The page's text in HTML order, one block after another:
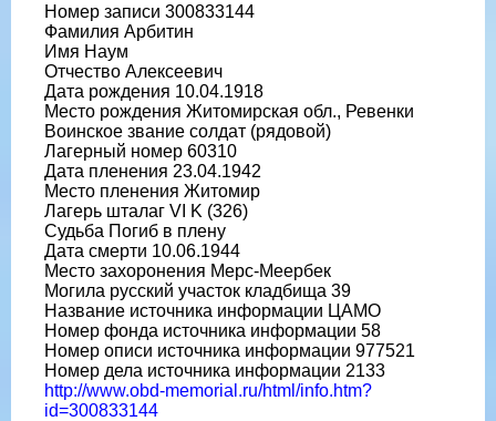
Номер записи 300833144
Фамилия Арбитин
Имя Наум
Отчество Алексеевич
Дата рождения 10.04.1918
Место рождения Житомирская обл., Ревенки
Воинское звание солдат (рядовой)
Лагерный номер 60310
Дата пленения 23.04.1942
Место пленения Житомир
Лагерь шталаг VI K (326)
Судьба Погиб в плену
Дата смерти 10.06.1944
Место захоронения Мерс-Меербек
Могила русский участок кладбища 39
Название источника информации ЦАМО
Номер фонда источника информации 58
Номер описи источника информации 977521
Номер дела источника информации 2133
http://www.obd-memorial.ru/html/info.htm?
id=300833144